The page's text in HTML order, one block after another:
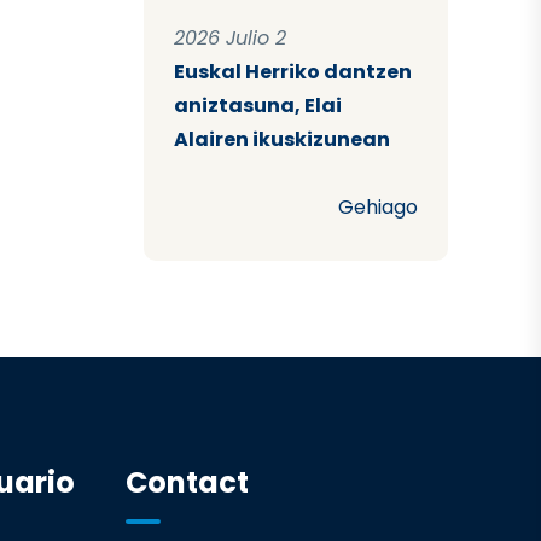
2026 Julio 2
Euskal Herriko dantzen
aniztasuna, Elai
Alairen ikuskizunean
Gehiago
Contact